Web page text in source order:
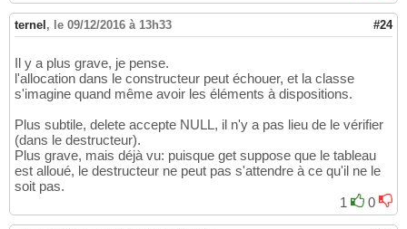
ternel , le 09/12/2016 à 13h33 #24
Il y a plus grave, je pense.
l'allocation dans le constructeur peut échouer, et la classe
s'imagine quand même avoir les éléments à dispositions.
Plus subtile, delete accepte NULL, il n'y a pas lieu de le vérifier
(dans le destructeur).
Plus grave, mais déjà vu: puisque get suppose que le tableau
est alloué, le destructeur ne peut pas s'attendre à ce qu'il ne le
soit pas.
1
0